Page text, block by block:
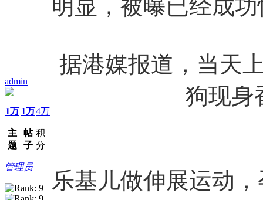
admin
1万
主
题
1万
帖
子
4万
积
分
管理员
明显，被曝已经成
据港媒报道，当天
狗现身
乐基儿做伸展运动